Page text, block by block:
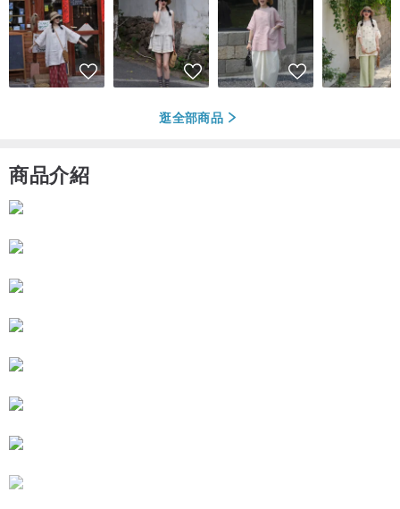
逛全部商品
商品介紹